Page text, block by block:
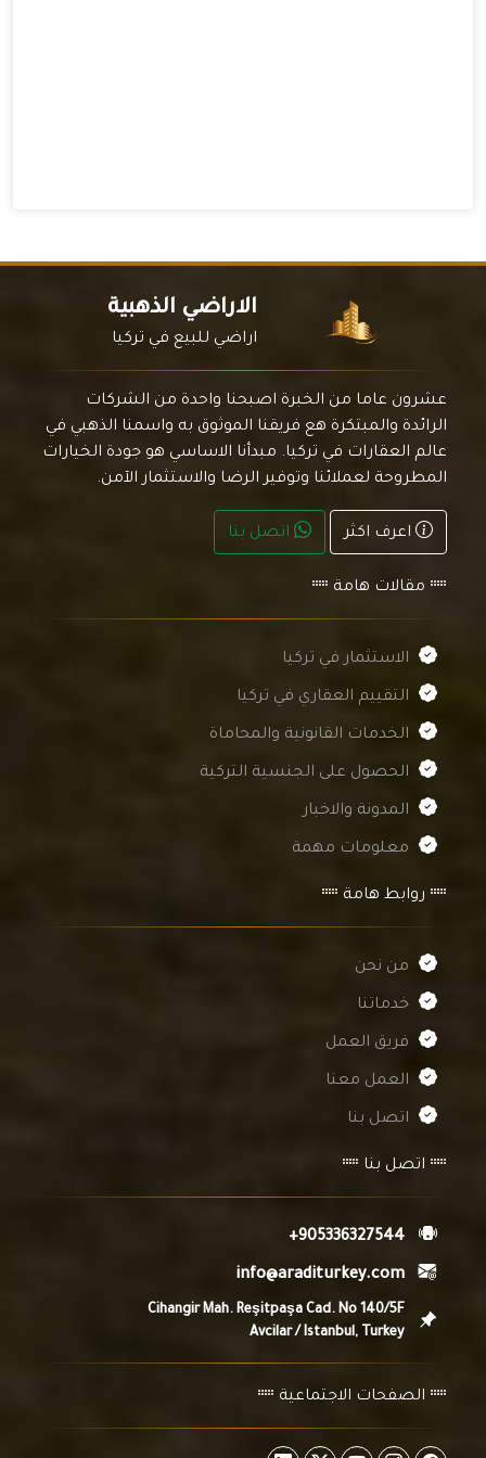
الاراضي الذهبية
اراضي للبيع في تركيا
عشرون عاما من الخبرة اصبحنا واحدة من الشركات
الرائدة والمبتكرة هع فريقنا الموثوق به واسمنا الذهبي في
عالم العقارات في تركيا. مبدأنا الاساسي هو جودة الخيارات
المطروحة لعملائنا وتوفير الرضا والاستثمار الآمن.
اعرف اكثر اتصل بنا
مقالات هامة
الاستثمار في تركيا
التقييم العقاري في تركيا
الخدمات القانونية والمحاماة
الحصول على الجنسية التركية
المدونة والاخبار
معلومات مهمة
روابط هامة
من نحن
خدماتنا
فريق العمل
العمل معنا
اتصل بنا
اتصل بنا
+905336327544
info@araditurkey.com
Cihangir Mah. Reşitpaşa Cad. No 140/5F
Avcilar / Istanbul, Turkey
الصفحات الاجتماعية